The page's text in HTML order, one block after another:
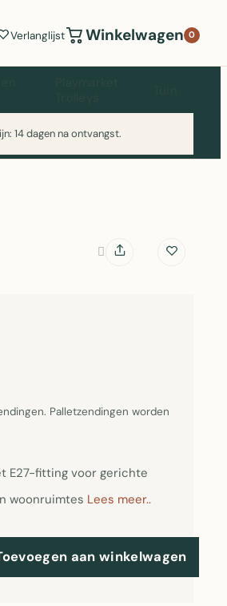
Verlanglijst Winkelwagen 0
14 dagen na ontvangst.
Palletzendingen worden
E27-fitting voor gerichte
woonruimtes Lees meer..
aan winkelwagen